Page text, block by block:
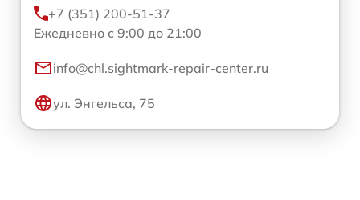
+7 (351) 200-51-37
Ежедневно с 9:00 до 21:00
info@chl.sightmark-repair-center.ru
ул. Энгельса, 75